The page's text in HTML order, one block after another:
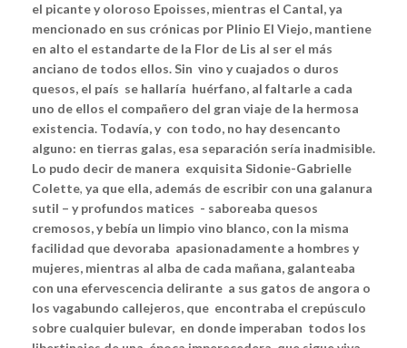
el picante y oloroso Epoisses, mientras el Cantal, ya
mencionado en sus crónicas por Plinio El Viejo, mantiene
en alto el estandarte de la Flor de Lis al ser el más
anciano de todos ellos.Sin vino y cuajados o duros
quesos, el país se hallaría huérfano, al faltarle a cada
uno de ellos el compañero del gran viaje de la hermosa
existencia. Todavía, y con todo, no hay desencanto
alguno: en tierras galas, esa separación sería inadmisible.
Lo pudo decir de manera exquisita Sidonie-Gabrielle
Colette, ya que ella, además de escribir con una galanura
sutil – y profundos matices - saboreaba quesos
cremosos, y bebía un limpio vino blanco, con la misma
facilidad que devoraba apasionadamente a hombres y
mujeres, mientras al alba de cada mañana, galanteaba
con una efervescencia delirante a sus gatos de angora o
los vagabundo callejeros, que encontraba el crepúsculo
sobre cualquier bulevar, en donde imperaban todos los